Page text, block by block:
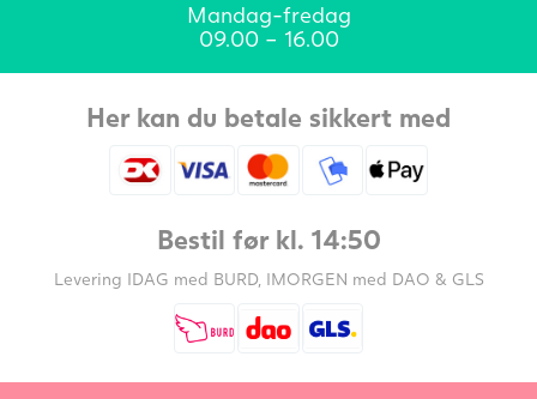
Mandag-fredag
09.00 – 16.00
Her kan du betale sikkert med
Bestil før kl. 14:50
Levering IDAG med BURD, IMORGEN med DAO & GLS